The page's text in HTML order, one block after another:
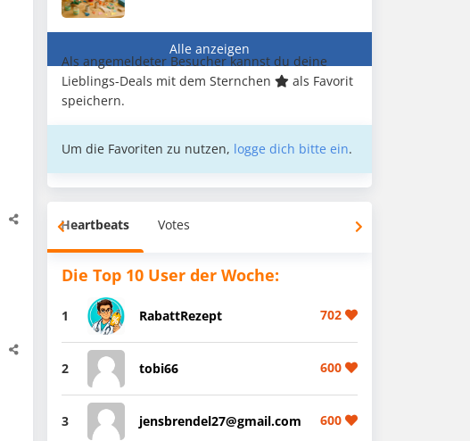
Alle anzeigen
Als angemeldeter Besucher kannst du deine
Lieblings-Deals mit dem Sternchen
als Favorit
speichern.
Um die Favoriten zu nutzen, logge dich bitte ein.
Heartbeats Votes
Die Top 10 User der Woche:
1 RabattRezept 702
2 tobi66 600
3 jensbrendel27@gmail.com 600